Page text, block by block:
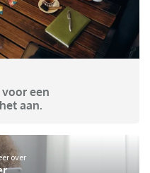
een
aan.
over